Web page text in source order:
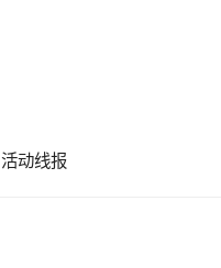
活动线报